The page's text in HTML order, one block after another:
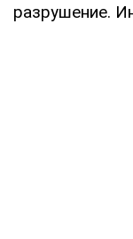
разрушение.